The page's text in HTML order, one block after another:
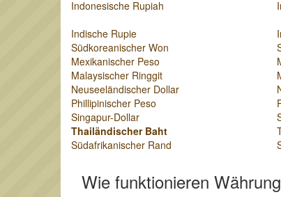
Indonesische Rupiah
Indische Rupie
Südkoreanischer Won
Mexikanischer Peso
Malaysischer Ringgit
Neuseeländischer Dollar
Phillipinischer Peso
Singapur-Dollar
Thailändischer Baht
Südafrikanischer Rand
Wie funktionieren